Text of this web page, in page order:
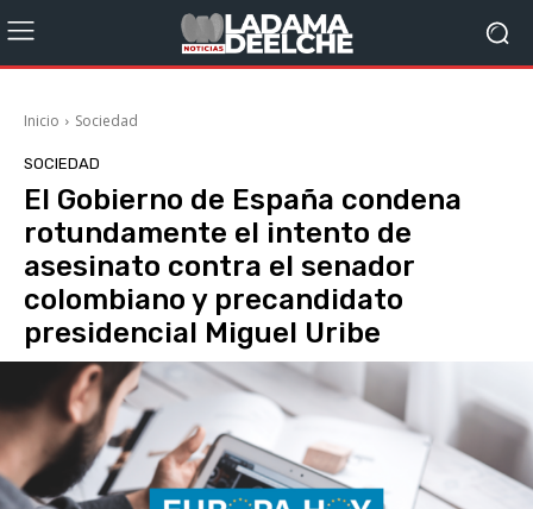
Inicio Sociedad
SOCIEDAD
El Gobierno de España condena
rotundamente el intento de
asesinato contra el senador
colombiano y precandidato
presidencial Miguel Uribe